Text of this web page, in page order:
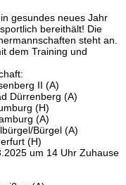
gesundes neues Jahr
bereithält! Die
steht an.
dem Training und
II (A)
Dürrenberg (A)
(H)
(A)
Bürgel (A)
(H)
um 14 Uhr Zuhause